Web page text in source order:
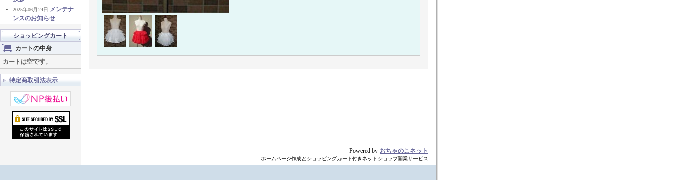
2025年06月24日 メンテナ
ンスのお知らせ
ショッピングカート
カートの中身
カートは空です。
特定商取引法表示
Powered by おちゃのこネット
ホームページ作成とショッピングカート付きネットショップ開業サービス